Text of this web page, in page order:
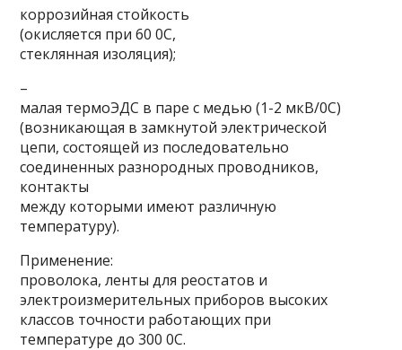
коррозийная стойкость
(окисляется при 60 0С,
стеклянная изоляция);
–
малая термоЭДС в паре с медью (1-2 мкВ/0С)
(возникающая в замкнутой электрической
цепи, состоящей из последовательно
соединенных разнородных проводников,
контакты
между которыми имеют различную
температуру).
Применение:
проволока, ленты для реостатов и
электроизмерительных приборов высоких
классов точности работающих при
температуре до 300 0С.